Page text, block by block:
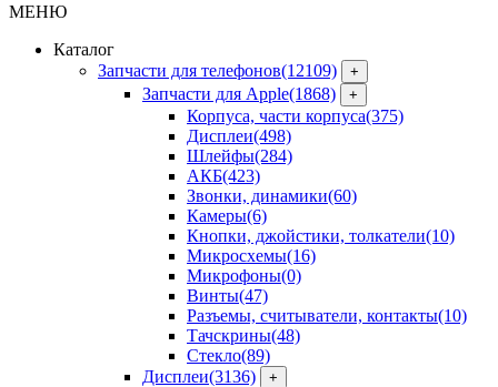
МЕНЮ
Каталог
Запчасти для телефонов(12109) +
Запчасти для Apple(1868) +
Корпуса, части корпуса(375)
Дисплеи(498)
Шлейфы(284)
АКБ(423)
Звонки, динамики(60)
Камеры(6)
Кнопки, джойстики, толкатели(10)
Микросхемы(16)
Микрофоны(0)
Винты(47)
Разъемы, считыватели, контакты(10)
Тачскрины(48)
Стекло(89)
Дисплеи(3136) +